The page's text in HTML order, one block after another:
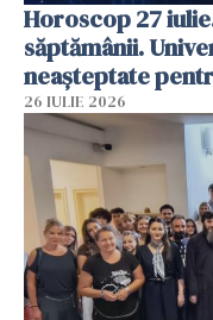
Horoscop 27
săptămânii.
neașteptate
26 IULIE 2026